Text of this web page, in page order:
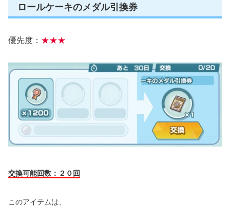
ロールケーキのメダル引換券
優先度： ★★★
交換可能回数：２０回
このアイテムは、